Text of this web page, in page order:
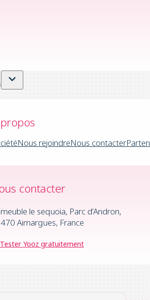
Nous rejoindreNous contacter
contacter
le sequoia, Parc d’Andron,
Aimargues, France
Tester Yooz gratuitement